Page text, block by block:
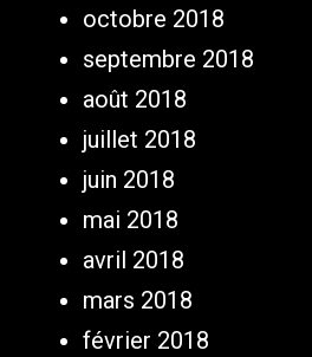
octobre 2018
septembre 2018
août 2018
juillet 2018
juin 2018
mai 2018
avril 2018
mars 2018
février 2018